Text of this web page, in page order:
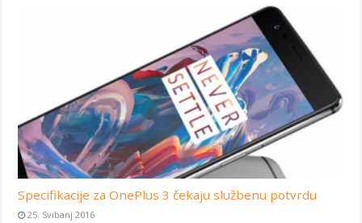
Specifikacije za OnePlus 3 čekaju službenu potvrdu
25. Svibanj 2016